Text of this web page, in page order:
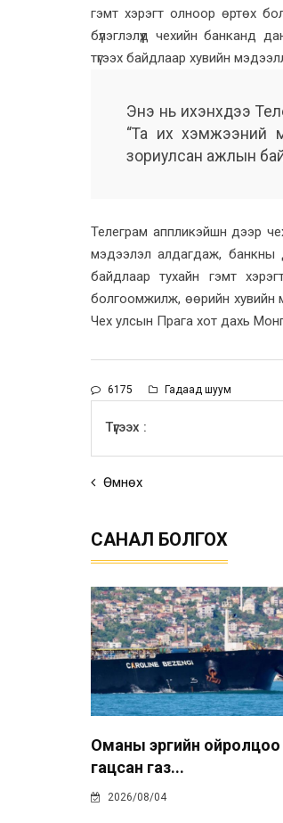
гэмт хэрэгт олноор өртөх
бүлэглэлүүд чехийн банканд
түгээх байдлаар хувийн
Энэ нь ихэнхдээ
“Та их хэмжээний
зориулсан ажлын
Телеграм аппликэйшн дээр
мэдээлэл алдагдаж, банкны
байдлаар тухайн гэмт
болгоомжилж, өөрийн хувийн
Чех улсын Прага хот дахь
6175 Гадаад шуум
Түгээх :
Өмнөх
САНАЛ БОЛГОХ
Оманы эргийн ойролцоо
гацсан газ...
2026/08/04